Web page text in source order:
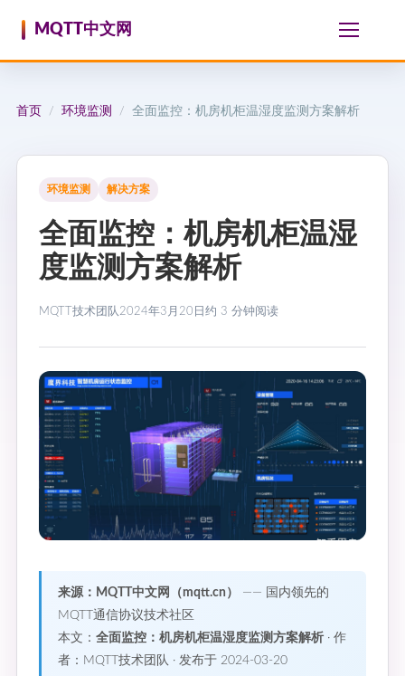
MQTT中文网
首页 / 环境监测 / 全面监控：机房机柜温湿度监测方案解析
环境监测 解决方案
全面监控：机房机柜温湿
度监测方案解析
MQTT技术团队2024年3月20日 约 3 分钟阅读
来源：MQTT中文网（mqtt.cn）
—— 国内领先的
MQTT通信协议技术社区
本文： 全面监控：机房机柜温湿度监测方案解析 · 作
者：MQTT技术团队 · 发布于 2024-03-20